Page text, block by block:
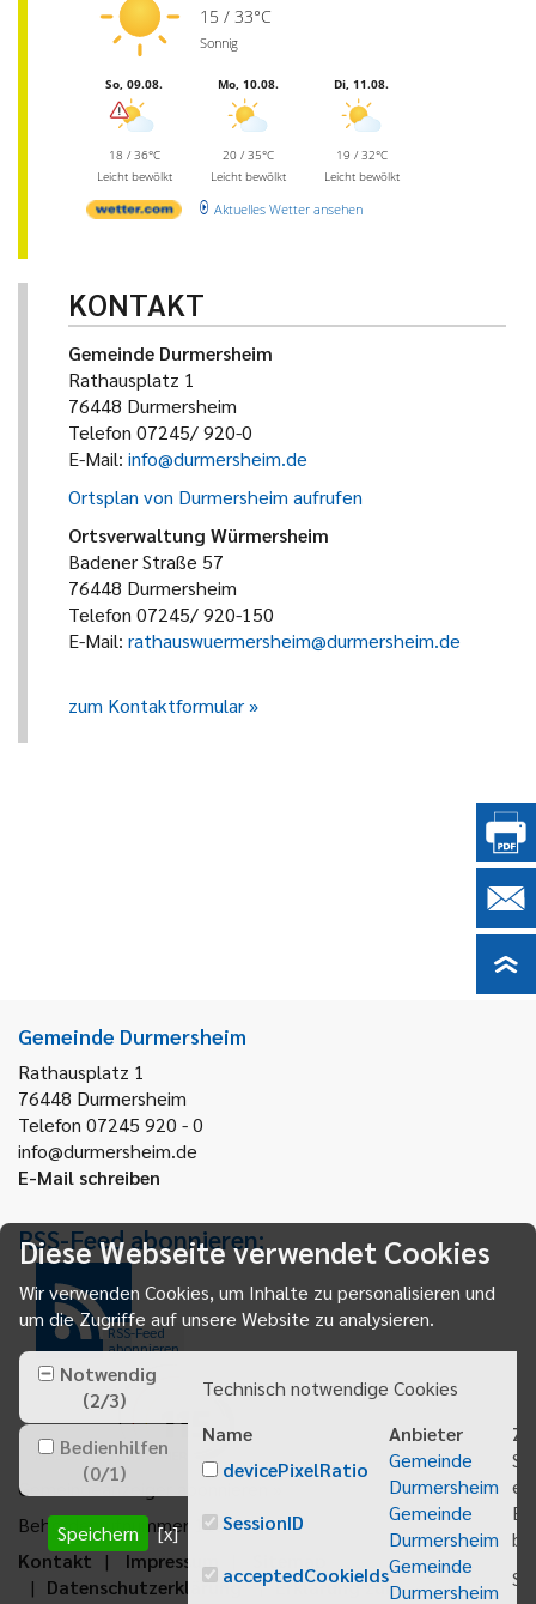
15 / 33°C
Sonnig
So, 09.08.
18 / 36°C
Leicht bewölkt
Mo, 10.08.
20 / 35°C
Leicht bewölkt
Di, 11.08.
19 / 32°C
Leicht bewölkt
Aktuelles Wetter ansehen
KONTAKT
Gemeinde Durmersheim
Rathausplatz 1
76448 Durmersheim
Telefon 07245/ 920-0
E-Mail: info@durmersheim.de
Ortsplan von Durmersheim aufrufen
Ortsverwaltung Würmersheim
Badener Straße 57
76448 Durmersheim
Telefon 07245/ 920-150
E-Mail: rathauswuermersheim@durmersheim.de
zum Kontaktformular
Gemeinde Durmersheim
Rathausplatz 1
76448 Durmersheim
Telefon 07245 920 - 0
info@durmersheim.de
E-Mail schreiben
RSS-Feed abonnieren:
RSS-Feed
abonnieren
Gemeindeanzeiger abonnieren
Behördenrufnummer 115
Kontakt
Impressum
Datenschutzerklärung
Erklärung zur
Diese Webseite verwendet Cookies
Wir verwenden Cookies, um Inhalte zu personalisieren und
um die Zugriffe auf unsere Website zu analysieren.
Notwendig
(2/3)
Bedienhilfen
(0/1)
Speichern [x]
Technisch notwendige Cookies
Name
Anbieter
devicePixelRatio
Gemeinde
Durmersheim
SessionID
Gemeinde
Durmersheim
acceptedCookieIdsGemeinde
Durmersheim